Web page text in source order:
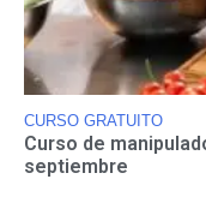
CURSO GRATUITO
Curso de
septiembre